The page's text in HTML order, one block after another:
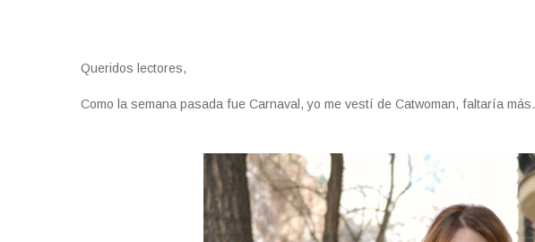
Queridos lectores,
Como la semana pasada fue Carnaval, yo me vestí de Catwoman, faltaría más.